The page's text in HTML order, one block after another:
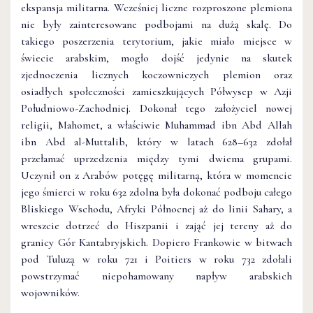
ekspansja militarna. Wcześniej liczne rozproszone plemiona
nie były zainteresowane podbojami na dużą skalę. Do
takiego poszerzenia terytorium, jakie miało miejsce w
świecie arabskim, mogło dojść jedynie na skutek
zjednoczenia licznych koczowniczych plemion oraz
osiadłych społeczności zamieszkujących Półwysep w Azji
Południowo-Zachodniej. Dokonał tego założyciel nowej
religii, Mahomet, a właściwie Muhammad ibn Abd Allah
ibn Abd al-Muttalib, który w latach 628–632 zdołał
przełamać uprzedzenia między tymi dwiema grupami.
Uczynił on z Arabów potęgę militarną, która w momencie
jego śmierci w roku 632 zdolna była dokonać podboju całego
Bliskiego Wschodu, Afryki Północnej aż do linii Sahary, a
wreszcie dotrzeć do Hiszpanii i zająć jej tereny aż do
granicy Gór Kantabryjskich. Dopiero Frankowie w bitwach
pod Tuluzą w roku 721 i Poitiers w roku 732 zdołali
powstrzymać niepohamowany napływ arabskich
wojowników.